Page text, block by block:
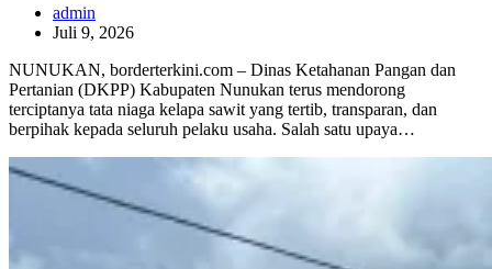
admin
Juli 9, 2026
NUNUKAN, borderterkini.com – Dinas Ketahanan Pangan dan
Pertanian (DKPP) Kabupaten Nunukan terus mendorong
terciptanya tata niaga kelapa sawit yang tertib, transparan, dan
berpihak kepada seluruh pelaku usaha. Salah satu upaya…